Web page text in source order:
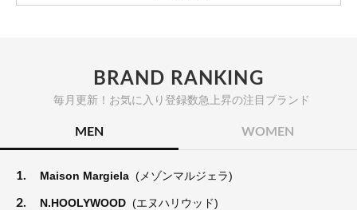
BRAND RANKING
毎月更新！お気に入り登録数急上昇の注目ブランド
MEN WOMEN
1. Maison Margiela (メゾンマルジェラ)
2. N.HOOLYWOOD (エヌハリウッド)